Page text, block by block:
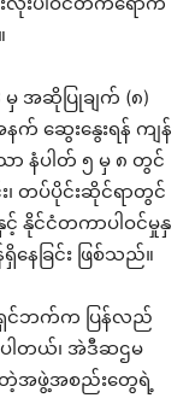
မှ အဆိုပြုချက် (၈)
က် ဆွေးနွေးရန် ကျန်
ာ နံပါတ် ၅ မှ ၈ တွင်
၊ တပ်ပိုင်းဆိုင်ရာတွင်
င့် နိုင်ငံတကာပါဝင်မှုနှ
ေခြင်း ဖြစ်သည်။
မရှင်ဘက်က ပြန်လည်
ါတယ်၊ အဲဒီဆဌမ
အဖွဲ့အစည်းတွေရဲ့